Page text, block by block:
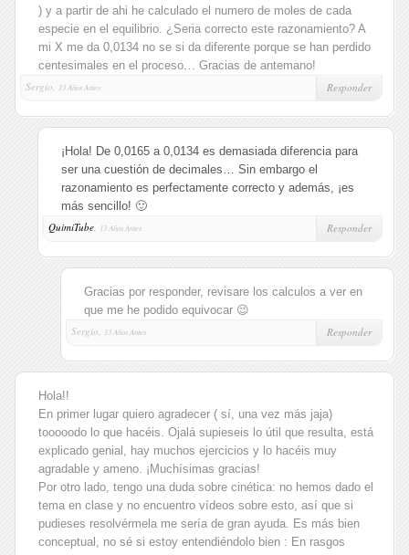
) y a partir de ahi he calculado el numero de moles de cada
especie en el equilibrio. ¿Seria correcto este razonamiento? A
mi X me da 0,0134 no se si da diferente porque se han perdido
centesimales en el proceso… Gracias de antemano!
Sergio,
13 Años Antes Responder
¡Hola! De 0,0165 a 0,0134 es demasiada diferencia para
ser una cuestión de decimales… Sin embargo el
razonamiento es perfectamente correcto y además, ¡es
más sencillo! 🙂
QuimiTube, 13 Años Antes Responder
Gracias por responder, revisare los calculos a ver en
que me he podido equivocar 😉
Sergio,
13 Años Antes Responder
Hola!!
En primer lugar quiero agradecer ( sí, una vez más jaja)
tooooodo lo que hacéis. Ojalá supieseis lo útil que resulta, está
explicado genial, hay muchos ejercicios y lo hacéis muy
agradable y ameno. ¡Muchísimas gracias!
Por otro lado, tengo una duda sobre cinética: no hemos dado el
tema en clase y no encuentro vídeos sobre esto, así que si
pudieses resolvérmela me sería de gran ayuda. Es más bien
conceptual, no sé si estoy entendiéndolo bien : En rasgos